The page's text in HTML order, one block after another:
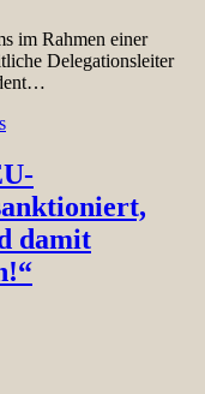
im Rahmen einer
Delegationsleiter
damit